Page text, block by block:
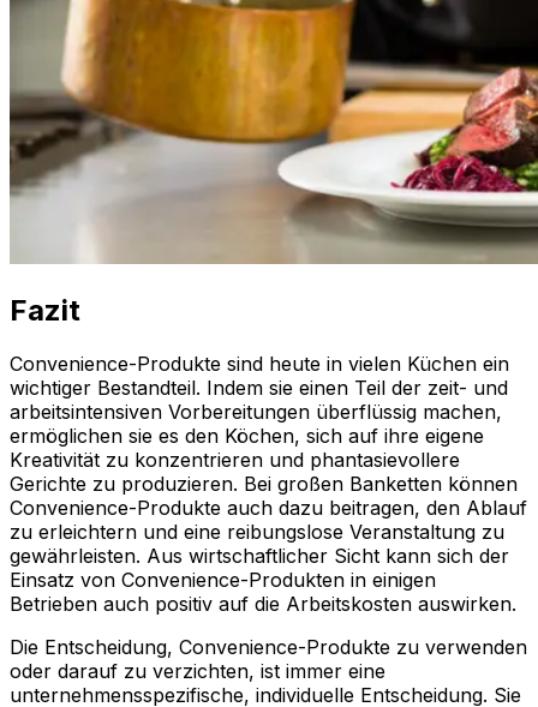
Fazit
Convenience-Produkte sind heute in vielen Küchen ein
wichtiger Bestandteil. Indem sie einen Teil der zeit- und
arbeitsintensiven Vorbereitungen überflüssig machen,
ermöglichen sie es den Köchen, sich auf ihre eigene
Kreativität zu konzentrieren und phantasievollere
Gerichte zu produzieren. Bei großen Banketten können
Convenience-Produkte auch dazu beitragen, den Ablauf
zu erleichtern und eine reibungslose Veranstaltung zu
gewährleisten. Aus wirtschaftlicher Sicht kann sich der
Einsatz von Convenience-Produkten in einigen
Betrieben auch positiv auf die Arbeitskosten auswirken.
Die Entscheidung, Convenience-Produkte zu verwenden
oder darauf zu verzichten, ist immer eine
unternehmensspezifische, individuelle Entscheidung. Sie